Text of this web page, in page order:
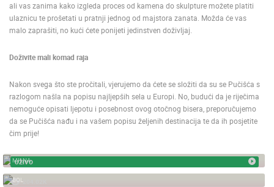
ZNAMENITOSTI
ali vas zanima kako izgleda proces od kamena do skulpture možete platiti
ulaznicu te prošetati u pratnji jednog od majstora zanata. Možda će vas
malo zaprašiti, no kući ćete ponijeti jedinstven doživljaj.
Doživite mali komad raja
Nakon svega što ste pročitali, vjerujemo da ćete se složiti da su se Pučišća s
razlogom našla na popisu najljepših sela u Europi. No, budući da je riječima
nemoguće opisati ljepotu i posebnost ovog otočnog bisera, preporučujemo
da se Pučišća nađu i na vašem popisu željenih destinacija te da ih posjetite
čim prije!
UŽIVO
MILNA
204.02K
BOL - BRAČ
BOL